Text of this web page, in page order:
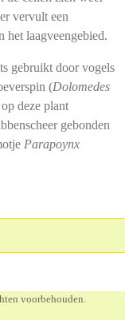
vervult een
het laagveengebied.
gebruikt door vogels
(Dolomedes
deze plant
gebonden
Parapoynx
voorbehouden.